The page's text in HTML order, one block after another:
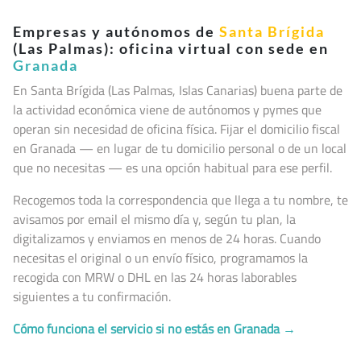
Empresas y autónomos de Santa Brígida
(Las Palmas): oficina virtual con sede en
Granada
En Santa Brígida (Las Palmas, Islas Canarias) buena parte de
la actividad económica viene de autónomos y pymes que
operan sin necesidad de oficina física. Fijar el domicilio fiscal
en Granada — en lugar de tu domicilio personal o de un local
que no necesitas — es una opción habitual para ese perfil.
Recogemos toda la correspondencia que llega a tu nombre, te
avisamos por email el mismo día y, según tu plan, la
digitalizamos y enviamos en menos de 24 horas. Cuando
necesitas el original o un envío físico, programamos la
recogida con MRW o DHL en las 24 horas laborables
siguientes a tu confirmación.
Cómo funciona el servicio si no estás en Granada →